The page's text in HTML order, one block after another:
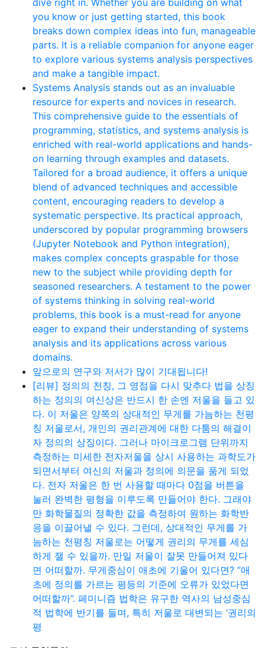
you know or just getting started, this book
breaks down complex ideas into fun, manageable
parts. It is a reliable companion for anyone eager
to explore various systems analysis perspectives
and make a tangible impact.
Systems Analysis stands out as an invaluable
resource for experts and novices in research.
This comprehensive guide to the essentials of
programming, statistics, and systems analysis is
enriched with real-world applications and hands-
on learning through examples and datasets.
Tailored for a broad audience, it offers a unique
blend of advanced techniques and accessible
content, encouraging readers to develop a
systematic perspective. Its practical approach,
underscored by popular programming browsers
(Jupyter Notebook and Python integration),
makes complex concepts graspable for those
new to the subject while providing depth for
seasoned researchers. A testament to the power
of systems thinking in solving real-world
problems, this book is a must-read for anyone
eager to expand their understanding of systems
analysis and its applications across various
domains.
앞으로의 연구와 저서가 많이 기대됩니다!
[리뷰] 정의의 천칭, 그 영점을 다시 맞추다 법을 상징
하는 정의의 여신상은 반드시 한 손엔 저울을 들고 있
다. 이 저울은 양쪽의 상대적인 무게를 가늠하는 천평
칭 저울로서, 개인의 권리관계에 대한 다툼의 해결이
자 정의의 상징이다. 그러나 마이크로그램 단위까지
측정하는 미세한 전자저울을 상시 사용하는 과학도가
되면서부터 여신의 저울과 정의에 의문을 품게 되었
다. 전자 저울은 한 번 사용할 때마다 0점을 버튼을
눌러 완벽한 평형을 이루도록 만들어야 한다. 그래야
만 화학물질의 정확한 값을 측정하여 원하는 화학반
응을 이끌어낼 수 있다. 그런데, 상대적인 무게를 가
늠하는 천평칭 저울로는 어떻게 권리의 무게를 세심
하게 잴 수 있을까. 만일 저울이 잘못 만들어져 있다
면 어떠할까. 무게중심이 애초에 기울어 있다면? “애
초에 정의를 가르는 평등의 기준에 오류가 있었다면
어떠할까”. 페미니즘 법학은 유구한 역사의 남성중심
적 법학에 반기를 들며, 특히 저울로 대변되는 ‘권리의
평